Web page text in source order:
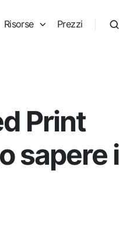
Risorse Prezzi
Print
sapere i